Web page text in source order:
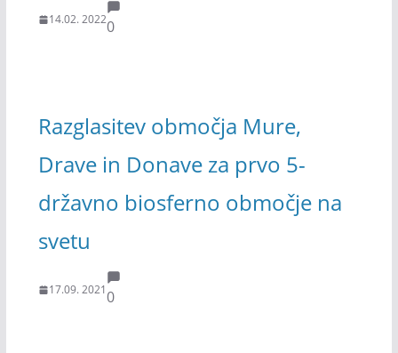
14.02. 20220
Razglasitev območja Mure,
Drave in Donave za prvo 5-
državno biosferno območje na
svetu
17.09. 20210